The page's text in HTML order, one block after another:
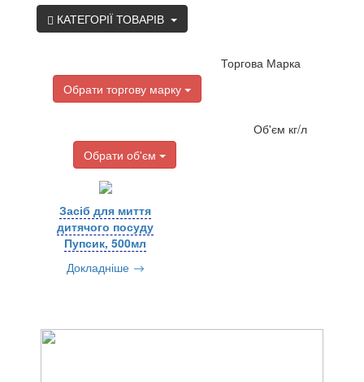
КАТЕГОРІЇ ТОВАРІВ
Торгова Марка
Обрати торгову марку
Об'єм кг/л
Обрати об'єм
Засіб для миття
дитячого посуду
Пупсик, 500мл
Докладніше